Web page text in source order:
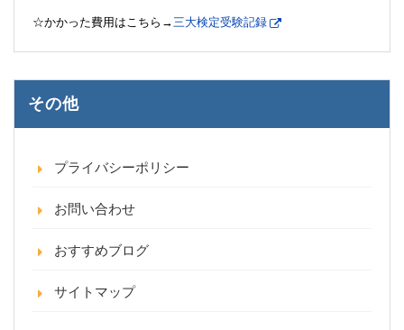
☆かかった費用はこちら→三大検定受験記録
その他
プライバシーポリシー
お問い合わせ
おすすめブログ
サイトマップ